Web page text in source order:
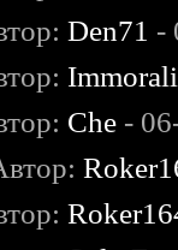
Den71 -
Che -